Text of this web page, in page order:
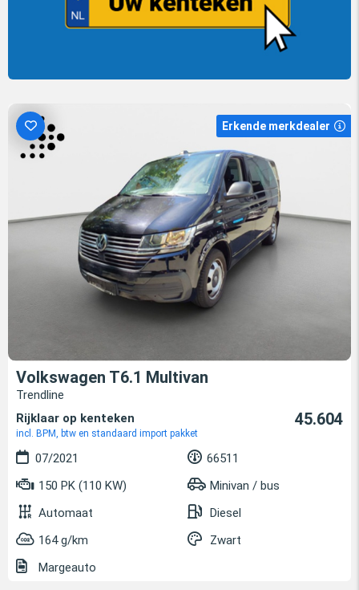
Erkende merkdealer
Volkswagen T6.1 Multivan
Trendline
Rijklaar op kenteken
incl. BPM, btw en standaard import pakket
45.604
07/2021
66511
150 PK (110 KW)
Minivan / bus
Automaat
Diesel
164 g/km
Zwart
Margeauto